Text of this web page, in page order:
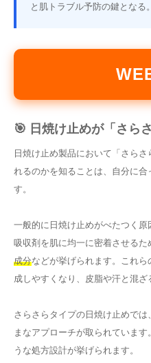
と肌トラブル予防の鍵となる。
🎯 日焼け止めが「さら
日焼け止め製品において「さら
れるのかを知ることは、自分に
す。
一般的に日焼け止めがべたつく
吸収剤を肌に均一に密着させるた
成分などが挙げられます。これ
成しやすくなり、皮脂や汗と混ざ
さらさらタイプの日焼け止めで
まなアプローチが取られていま
うな処方設計が挙げられます。